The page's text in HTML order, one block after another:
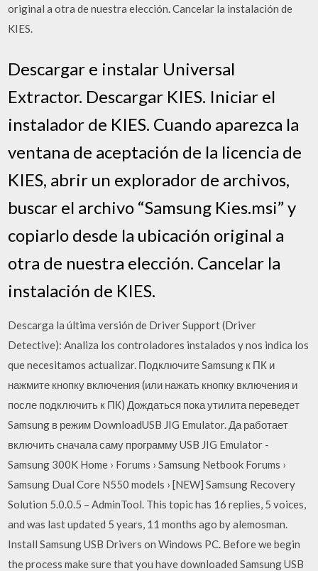
original a otra de nuestra elección. Cancelar la instalación de
KIES.
Descargar e instalar Universal
Extractor. Descargar KIES. Iniciar el
instalador de KIES. Cuando aparezca la
ventana de aceptación de la licencia de
KIES, abrir un explorador de archivos,
buscar el archivo “Samsung Kies.msi” y
copiarlo desde la ubicación original a
otra de nuestra elección. Cancelar la
instalación de KIES.
Descarga la última versión de Driver Support (Driver
Detective): Analiza los controladores instalados y nos indica los
que necesitamos actualizar. Подключите Samsung к ПК и
нажмите кнопку включения (или нажать кнопку включения и
после подключить к ПК) Дождаться пока утилита переведет
Samsung в режим DownloadUSB JIG Emulator. Да работает
включить сначала саму программу USB JIG Emulator -
Samsung 300K Home › Forums › Samsung Netbook Forums ›
Samsung Dual Core N550 models › [NEW] Samsung Recovery
Solution 5.0.0.5 – AdminTool. This topic has 16 replies, 5 voices,
and was last updated 5 years, 11 months ago by alemosman.
Install Samsung USB Drivers on Windows PC. Before we begin
the process make sure that you have downloaded Samsung USB